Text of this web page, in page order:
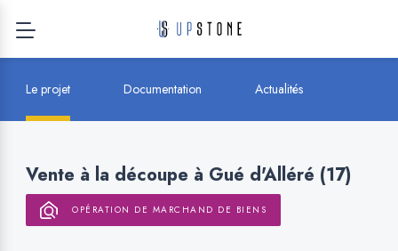
Vente à la découpe à Gué d'Alléré (17)
OPÉRATION DE MARCHAND DE BIENS
Le projet Documentation Actualités